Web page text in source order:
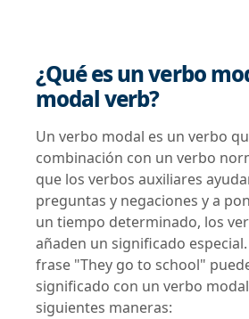
¿Qué es un verbo
modal verb?
Un verbo modal es un verbo
combinación con un verbo
que los verbos auxiliares
preguntas y negaciones y a
un tiempo determinado, los
añaden un significado
frase "They go to school"
significado con un verbo
siguientes maneras: